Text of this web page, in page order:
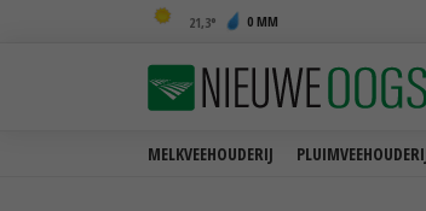
21,3 0 MM
MELKVEEHOUDERIJ